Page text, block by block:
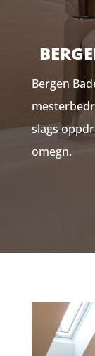
Bergen
slags
omegn.